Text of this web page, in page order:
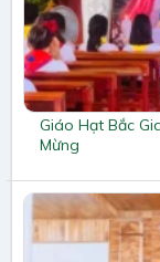
Giáo Hạt Bắc
Mừng